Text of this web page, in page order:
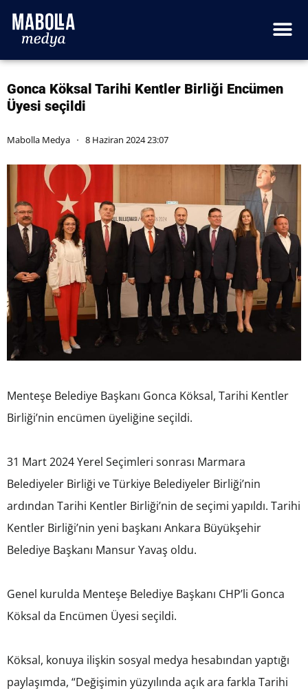
Gonca Köksal Tarihi Kentler Birliği Encümen
Üyesi seçildi
Mabolla Medya 8 Haziran 2024 23:07
Menteşe Belediye Başkanı Gonca Köksal, Tarihi Kentler
Birliği’nin encümen üyeliğine seçildi.
31 Mart 2024 Yerel Seçimleri sonrası Marmara
Belediyeler Birliği ve Türkiye Belediyeler Birliği’nin
ardından Tarihi Kentler Birliği’nin de seçimi yapıldı. Tarihi
Kentler Birliği’nin yeni başkanı Ankara Büyükşehir
Belediye Başkanı Mansur Yavaş oldu.
Genel kurulda Menteşe Belediye Başkanı CHP’li Gonca
Köksal da Encümen Üyesi seçildi.
Köksal, konuya ilişkin sosyal medya hesabından yaptığı
paylaşımda, “Değişimin yüzyılında açık ara farkla Tarihi